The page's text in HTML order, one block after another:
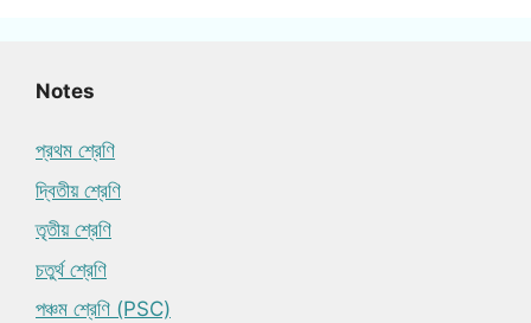
Notes
প্রথম শ্রেণি
দ্বিতীয় শ্রেণি
তৃতীয় শ্রেণি
চতুর্থ শ্রেণি
পঞ্চম শ্রেণি (PSC)